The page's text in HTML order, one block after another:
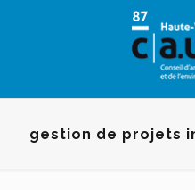
gestion de projets
Panneau de gestion des cookies